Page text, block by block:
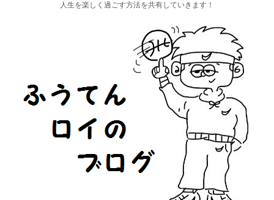
人生を楽しく過ごす方法を共有していきます！